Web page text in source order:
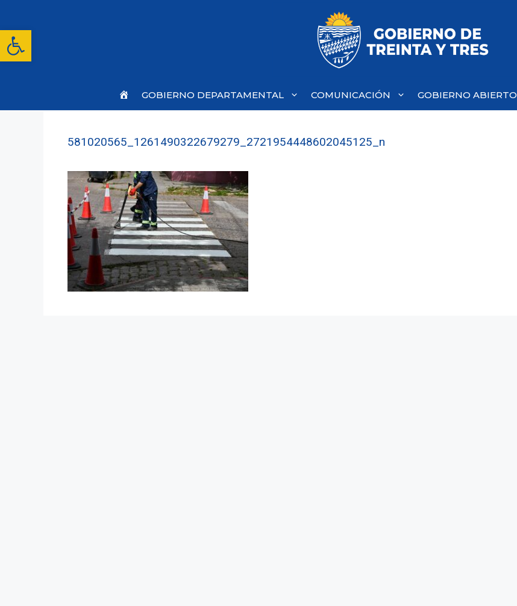
Abrir barra de herramientas
contenido
Inicio
GOBIERNO DEPARTAMENTAL COMUNICACIÓN GOBIERNO ABIERTO
581020565_1261490322679279_2721954448602045125_n